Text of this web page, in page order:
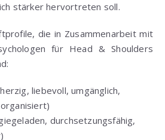
stärker hervortreten soll.
die in Zusammenarbeit mit
für Head & Shoulders
liebevoll, umgänglich,
durchsetzungsfähig,